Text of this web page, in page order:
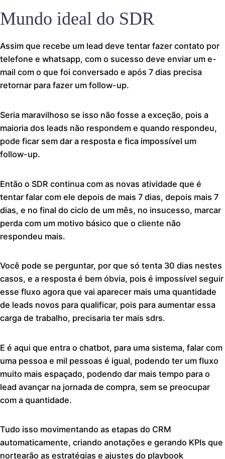
Mundo ideal do SDR
Assim que recebe um lead deve tentar fazer contato por
telefone e whatsapp, com o sucesso deve enviar um e-
mail com o que foi conversado e após 7 dias precisa
retornar para fazer um follow-up.
Seria maravilhoso se isso não fosse a exceção, pois a
maioria dos leads não respondem e quando respondeu,
pode ficar sem dar a resposta e fica impossível um
follow-up.
Então o SDR continua com as novas atividade que é
tentar falar com ele depois de mais 7 dias, depois mais 7
dias, e no final do ciclo de um mês, no insucesso, marcar
perda com um motivo básico que o cliente não
respondeu mais.
Você pode se perguntar, por que só tenta 30 dias nestes
casos, e a resposta é bem óbvia, pois é impossível seguir
esse fluxo agora que vai aparecer mais uma quantidade
de leads novos para qualificar, pois para aumentar essa
carga de trabalho, precisaria ter mais sdrs.
E é aqui que entra o chatbot, para uma sistema, falar com
uma pessoa e mil pessoas é igual, podendo ter um fluxo
muito mais espaçado, podendo dar mais tempo para o
lead avançar na jornada de compra, sem se preocupar
com a quantidade.
Tudo isso movimentando as etapas do CRM
automaticamente, criando anotações e gerando KPIs que
nortearão as estratégias e ajustes do playbook